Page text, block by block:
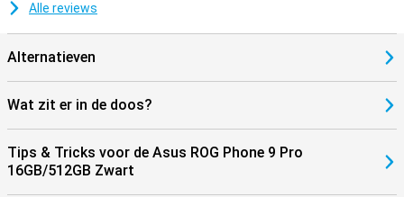
Alle reviews
Alternatieven
Wat zit er in de doos?
Tips & Tricks voor de Asus ROG Phone 9 Pro
16GB/512GB Zwart